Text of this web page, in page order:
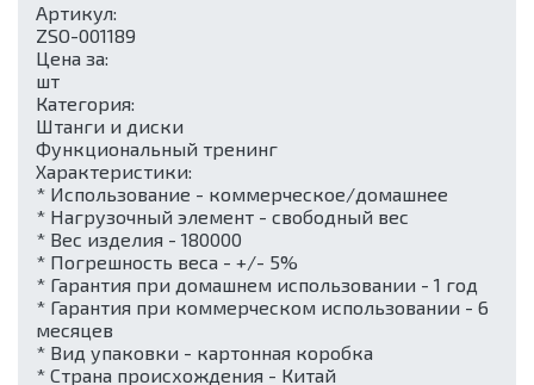
Артикул:
ZSO-001189
Цена за:
шт
Категория:
Штанги и диски
Функциональный тренинг
Характеристики:
* Использование - коммерческое/домашнее
* Нагрузочный элемент - свободный вес
* Вес изделия - 180000
* Погрешность веса - +/- 5%
* Гарантия при домашнем использовании - 1 год
* Гарантия при коммерческом использовании - 6
месяцев
* Вид упаковки - картонная коробка
* Страна происхождения - Китай